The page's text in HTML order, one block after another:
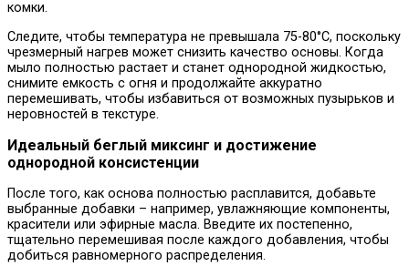
комки.
Следите, чтобы температура не превышала 75-80°C, поскольку
чрезмерный нагрев может снизить качество основы. Когда
мыло полностью растает и станет однородной жидкостью,
снимите емкость с огня и продолжайте аккуратно
перемешивать, чтобы избавиться от возможных пузырьков и
неровностей в текстуре.
Идеальный беглый миксинг и достижение
однородной консистенции
После того, как основа полностью расплавится, добавьте
выбранные добавки – например, увлажняющие компоненты,
красители или эфирные масла. Введите их постепенно,
тщательно перемешивая после каждого добавления, чтобы
добиться равномерного распределения.